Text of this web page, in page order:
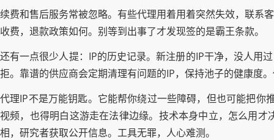
续费和售后服务常被忽略。有些代理用着用着突然失效，联系
收费，退款政策如何。别等到出事了才发现签的是霸王条款。
还有一点很少人提：IP的历史记录。新注册的IP干净，没人用
拒。靠谱的供应商会定期清理有问题的IP，保持池子的健康度
代理IP不是万能钥匙。它能帮你绕过一些障碍，但也可能把
视频，也得明白这游走在法律边缘。技术本身中立，怎么用
相，研究者获取公开信息。工具无罪，人心难测。